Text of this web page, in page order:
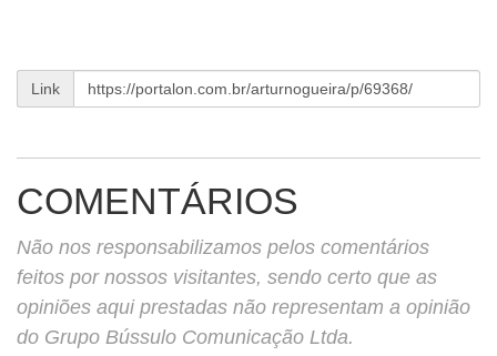
Link
COMENTÁRIOS
Não nos responsabilizamos pelos comentários
feitos por nossos visitantes, sendo certo que as
opiniões aqui prestadas não representam a opinião
do Grupo Bússulo Comunicação Ltda.